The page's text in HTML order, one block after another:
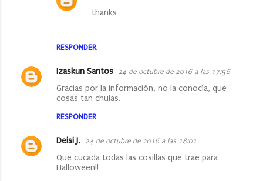
RESPONDER
thanks
Izaskun Santos 24 de octubre de 2016 a las 17:56
Gracias por la información, no la conocía, que
cosas tan chulas.
RESPONDER
Deisi J. 24 de octubre de 2016 a las 18:01
Que cucada todas las cosillas que trae para
Halloween!!